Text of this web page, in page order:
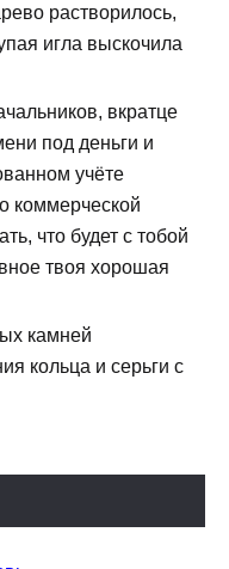
растворилось,
игла выскочила
вкратце
под деньги и
учёте
коммерческой
что будет с тобой
твоя хорошая
камней
кольца и серьги с